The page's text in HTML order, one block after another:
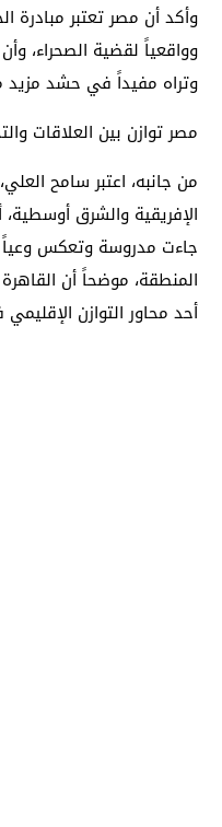
وأكد أن مصر تعتبر مبادرة
وواقعياً لقضية الصحراء،
وتراه مفيداً في حشد مزيد
مصر توازن بين العلاقات
من جانبه، اعتبر سامح
الإفريقية والشرق
جاءت مدروسة وتعكس وعياً
المنطقة، موضحاً أن
أحد محاور التوازن